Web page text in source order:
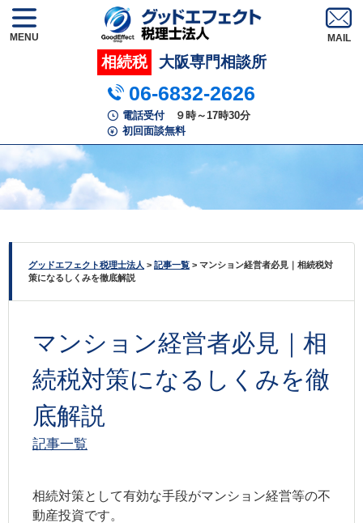
相続税 大阪専門相談所
06-6832-2626
電話受付
９時～17時30分
初回面談無料
MENU
グッドエフェクト税理士法人 > 記事一覧 > マンション経営者必見｜相続税対
策になるしくみを徹底解説
マンション経営者必見｜相
続税対策になるしくみを徹
底解説
記事一覧
相続対策として有効な手段がマンション経営等の不
動産投資です。